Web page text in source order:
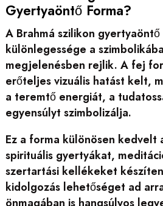
Gyertyaöntő Forma?
A Brahmá szilikon
különlegessége a
megjelenésben rejlik. A fej
erőteljes vizuális hatást kelt,
a teremtő energiát, a
egyensúlyt szimbolizálja.
Ez a forma különösen
spirituális gyertyákat,
szertartási kellékeket
kidolgozás lehetőséget ad